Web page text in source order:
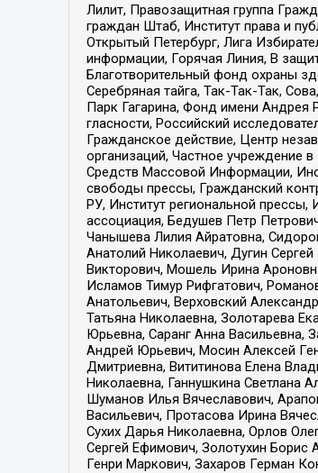
Лилит, Правозащитная группа
граждан Штаб, Институт права и
Открытый Петербург, Лига
информации, Горячая Линия, В
Благотворительный фонд охраны
Серебряная тайга, Так-Так-Так,
Парк Гагарина, Фонд имени Андрея
гласности, Российский
Гражданское действие, Центр
организаций, Частное учреждение
Средств Массовой Информации,
свободы прессы, Гражданский
РУ, Институт региональной
ассоциация, Бедушев Петр
Чанышева Лилия Айратовна,
Анатолий Николаевич, Дугин
Викторович, Мошель Ирина
Исламов Тимур Рифгатович,
Анатольевич, Верховский
Татьяна Николаевна, Золотарева
Юрьевна, Саранг Анна Васильевна,
Андрей Юрьевич, Мосин Алексей
Дмитриевна, Вититинова Елена
Николаевна, Ганнушкина Светлана
Шуманов Илья Вячеславович,
Васильевич, Протасова Ирина
Сухих Дарья Николаевна, Орлов
Сергей Ефимович, Золотухин
Генри Маркович, Захаров Герман